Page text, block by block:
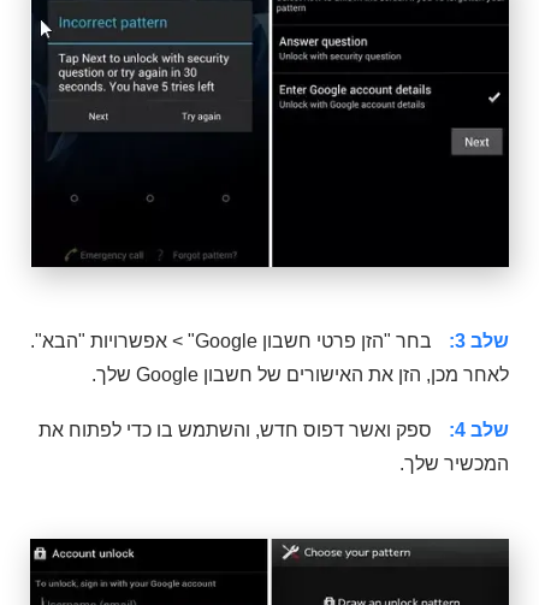
שלב 3:
בחר "הזן פרטי חשבון Google" > אפשרויות "הבא".
לאחר מכן, הזן את האישורים של חשבון Google שלך.
שלב 4:
ספק ואשר דפוס חדש, והשתמש בו כדי לפתוח את
המכשיר שלך.